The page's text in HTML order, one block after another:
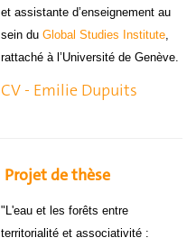
et assistante d’enseignement au
sein du Global Studies Institute,
rattaché à l’Université de Genève.
CV - Emilie Dupuits
Projet de thèse
"L'eau et les forêts entre
territorialité et associativité :